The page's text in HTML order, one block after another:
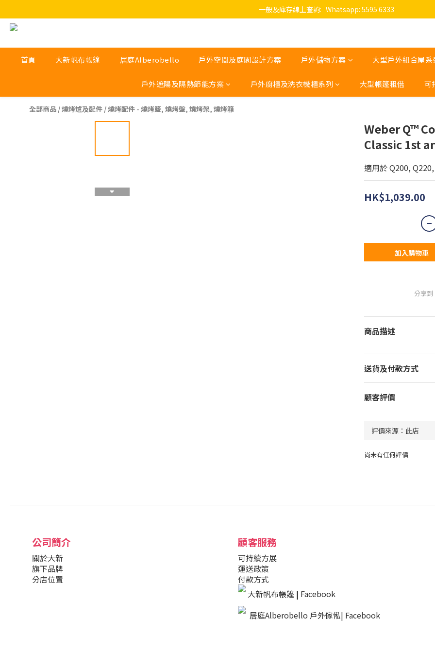
一般及庫存線上查詢:   Whatsapp: 5595 6333
首頁 大新帆布帳篷 居庭Alberobello 戶外空間及庭園設計方案 戶外儲物方案 大型戶外組合屋系
戶外遮陽及隔熱節能方案 戶外廚櫃及洗衣機櫃系列 大型帳篷租借 可
全部商品 /燒烤爐及配件 /燒烤配件 - 燒烤籃, 燒烤盤, 燒烤架, 燒烤箱
Weber Q™
Classic 1st
適用於 Q200,
HK$1,039.00
加入購物車
分享到
商品描述
送貨及付款方式
顧客評價
尚未有任何評價
公司簡介
關於大新
旗下品牌
分店位置
顧客服務
可持續方展
運送政策
付款方式
大新帆布帳篷 | Facebook
居庭Alberobello 戶外傢俬| Facebook